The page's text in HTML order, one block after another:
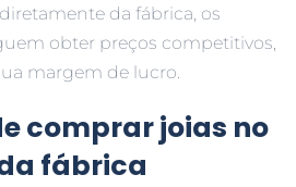
da fábrica, os
obter preços competitivos,
margem de lucro.
comprar joias no
fábrica